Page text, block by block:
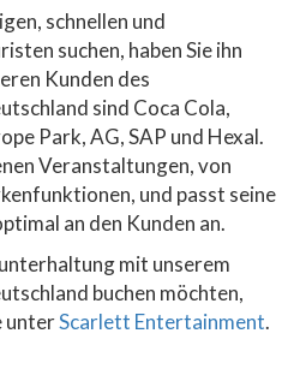
schnellen und
suchen, haben Sie ihn
Kunden des
sind Coca Cola,
Park, AG, SAP und Hexal.
Veranstaltungen, von
und passt seine
an den Kunden an.
mit unserem
buchen möchten,
unterScarlett Entertainment.